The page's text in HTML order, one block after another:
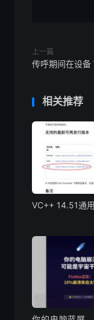
上一篇
传呼期间在设
相关推荐
VC++ 14.51通